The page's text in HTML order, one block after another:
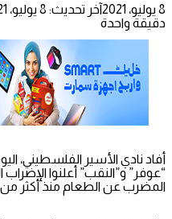
8 يوليو، 2021
آخر تحديث: 8 يوليو، 2021
دقيقة واحدة
أفاد نادي الأسير الفلسطيني،
“عوفر” و”النقب” أعلنوا
المضرب عن الطعام منذ أكثر